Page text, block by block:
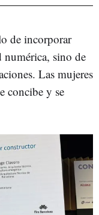
de incorporar
numérica, sino de
Las mujeres
concibe y se